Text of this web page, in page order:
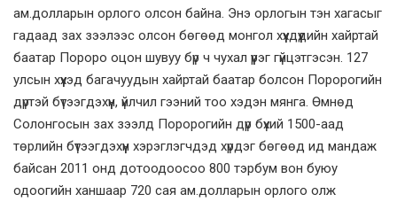
ам.долларын орлого олсон байна. Энэ орлогын тэн хагасыг
гадаад зах зээлээс олсон бөгөөд монгол хүүхдүүдийн хайртай
баатар Пороро оцон шувуу бүр ч чухал үүрэг гүйцэтгэсэн. 127
улсын хүүхэд багачуудын хайртай баатар болсон Поророгийн
дүртэй бүтээгдэхүүн, үйлчил­ гээний тоо хэдэн мянга. Өмнөд
Солонгосын зах зээлд Поророгийн дүр бүхий 1500-аад
төрлийн бүтээгдэхүүн хэрэглэгчдэд хүрдэг бөгөөд ид мандаж
байсан 2011 онд дотоодоосоо 800 тэрбум вон буюу
одоогийн ханшаар 720 сая ам.долларын орлого олж